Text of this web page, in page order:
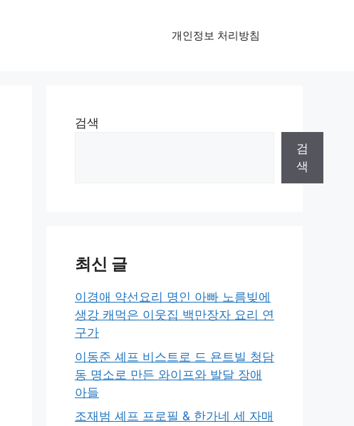
개인정보 처리방침
검색
검
색
최신 글
이경애 약선요리 명인 아빠 노름빚에
생강 캐먹은 이웃집 백만장자 요리 연
구가
이동준 셰프 비스트로 드 욘트빌 청담
동 명소로 만든 와이프와 발달 장애
아들
조재범 셰프 프로필 & 한가네 세 자매